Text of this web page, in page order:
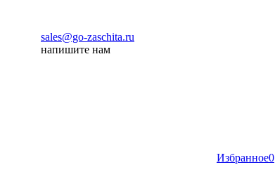
sales@go-zaschita.ru
напишите нам
Избранное0